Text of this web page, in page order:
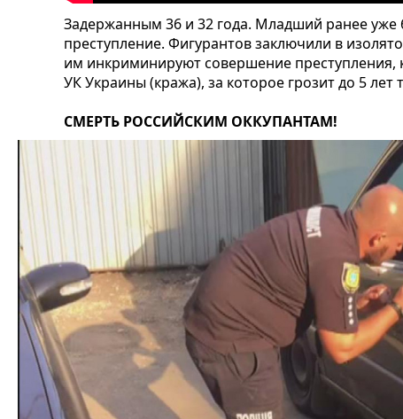
Задержанным 36 и 32 года. Младший ранее
преступление. Фигурантов заключили в
им инкриминируют совершение преступления,
УК Украины (кража), за которое грозит до 5
СМЕРТЬ РОССИЙСКИМ ОККУПАНТАМ!